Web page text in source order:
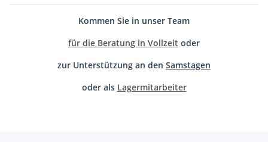
Kommen Sie in unser Team
für die Beratung in Vollzeit oder
zur Unterstützung an den Samstagen
oder als Lagermitarbeiter